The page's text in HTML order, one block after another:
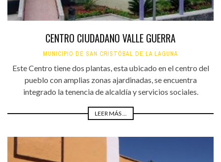
CENTRO CIUDADANO VALLE GUERRA
MUNICIPIO DE SAN CRISTÓBAL DE LA LAGUNA
Este Centro tiene dos plantas, esta ubicado en el centro del
pueblo con amplias zonas ajardinadas, se encuentra
integrado la tenencia de alcaldía y servicios sociales.
LEER MÁS ...